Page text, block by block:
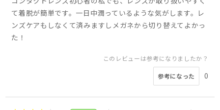
て着脱が簡単です。一日中潤っているような気がします。レ
ンズケアもしなくて済みますしメガネから切り替えてよかっ
た！
このレビューは参考になりましたか？
参考になった 0